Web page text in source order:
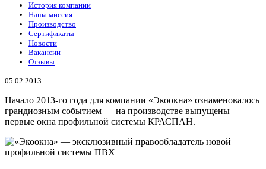
История компании
Наша миссия
Производство
Сертификаты
Новости
Вакансии
Отзывы
05.02.2013
Начало 2013-го года для компании «Экоокна» ознаменовалось
грандиозным событием — на производстве выпущены
первые окна профильной системы КРАСПАН.